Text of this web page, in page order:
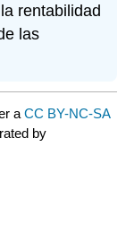
rentabilidad
las
aCC BY-NC-SA
by